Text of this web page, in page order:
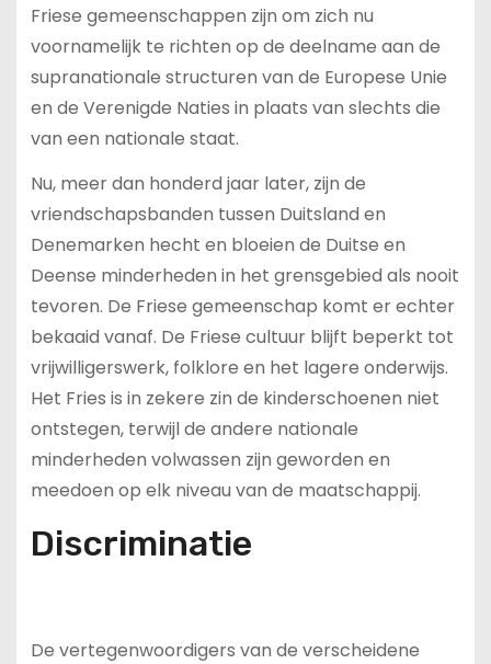
Friese gemeenschappen zijn om zich nu
voornamelijk te richten op de deelname aan de
supranationale structuren van de Europese Unie
en de Verenigde Naties in plaats van slechts die
van een nationale staat.
Nu, meer dan honderd jaar later, zijn de
vriendschapsbanden tussen Duitsland en
Denemarken hecht en bloeien de Duitse en
Deense minderheden in het grensgebied als nooit
tevoren. De Friese gemeenschap komt er echter
bekaaid vanaf. De Friese cultuur blijft beperkt tot
vrijwilligerswerk, folklore en het lagere onderwijs.
Het Fries is in zekere zin de kinderschoenen niet
ontstegen, terwijl de andere nationale
minderheden volwassen zijn geworden en
meedoen op elk niveau van de maatschappij.
Discriminatie
De vertegenwoordigers van de verscheidene